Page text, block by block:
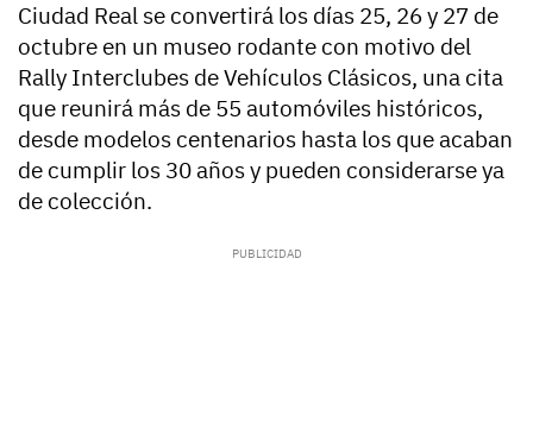
Ciudad Real se convertirá los días 25, 26 y 27 de
octubre en un museo rodante con motivo del
Rally Interclubes de Vehículos Clásicos, una cita
que reunirá más de 55 automóviles históricos,
desde modelos centenarios hasta los que acaban
de cumplir los 30 años y pueden considerarse ya
de colección.